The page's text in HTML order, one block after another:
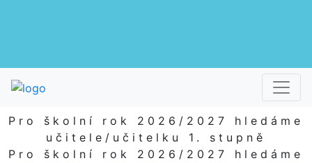
Pro školní rok 2026/2027 hledáme
učitele/učitelku 1. stupně
Pro školní rok 2026/2027 hledáme